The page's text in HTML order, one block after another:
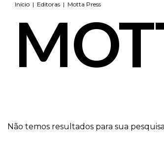
Início | Editoras | Motta Press
Não temos resultados para sua